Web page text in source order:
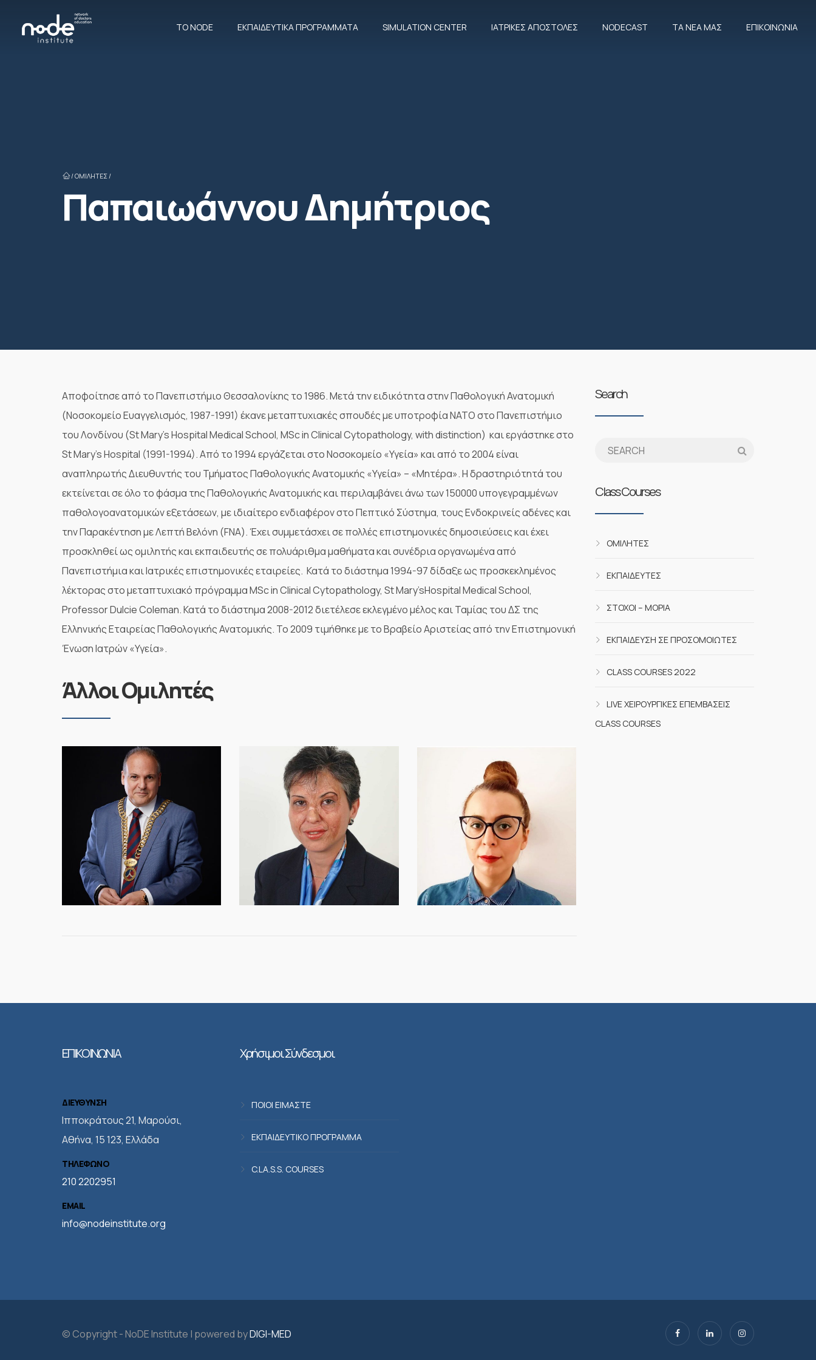
ΤΟ NODE ΕΚΠΑΙΔΕΥΤΙΚΆ ΠΡΟΓΡΆΜΜΑΤΑ SIMULATION CENTER ΙΑΤΡΙΚΈΣ ΑΠΟΣΤΟΛΈΣ NODECAST ΤΑ ΝΈΑ ΜΑΣ ΕΠΙΚΟΙΝΩΝΊΑ
/ΟΜΙΛΗΤΈΣ /
Παπαιωάννου Δημήτριος
Αποφοίτησε από το Πανεπιστήμιο Θεσσαλονίκης το 1986. Μετά την ειδικότητα στην Παθολογική Ανατομική
(Νοσοκομείο Ευαγγελισμός, 1987-1991) έκανε μεταπτυχιακές σπουδές με υποτροφία ΝΑΤΟ στο Πανεπιστήμιο
του Λονδίνου (St Mary’s Hospital Medical School, MSc in Clinical Cytopathology, with distinction) και εργάστηκε στο
St Mary’s Hospital (1991-1994). Από το 1994 εργάζεται στο Νοσοκομείο «Υγεία» και από το 2004 είναι
αναπληρωτής Διευθυντής του Τμήματος Παθολογικής Ανατομικής «Υγεία» – «Μητέρα». Η δραστηριότητά του
εκτείνεται σε όλο το φάσμα της Παθολογικής Ανατομικής και περιλαμβάνει άνω των 150000 υπογεγραμμένων
παθολογοανατομικών εξετάσεων, με ιδιαίτερο ενδιαφέρον στο Πεπτικό Σύστημα, τους Ενδοκρινείς αδένες και
την Παρακέντηση με Λεπτή Βελόνη (FNA). Έχει συμμετάσχει σε πολλές επιστημονικές δημοσιεύσεις και έχει
προσκληθεί ως ομιλητής και εκπαιδευτής σε πολυάριθμα μαθήματα και συνέδρια οργανωμένα από
Πανεπιστήμια και Ιατρικές επιστημονικές εταιρείες. Κατά το διάστημα 1994-97 δίδαξε ως προσκεκλημένος
λέκτορας στο μεταπτυχιακό πρόγραμμα MSc in Clinical Cytopathology, St Mary’sHospital Medical School,
Professor Dulcie Coleman. Κατά το διάστημα 2008-2012 διετέλεσε εκλεγμένο μέλος και Ταμίας του ΔΣ της
Ελληνικής Εταιρείας Παθολογικής Ανατομικής. Το 2009 τιμήθηκε με το Βραβείο Αριστείας από την Επιστημονική
Ένωση Ιατρών «Υγεία».
Άλλοι Ομιλητές
Search
Class Courses
ΟΜΙΛΗΤΈΣ
ΕΚΠΑΙΔΕΥΤΈΣ
ΣΤΌΧΟΙ – ΜΌΡΙΑ
ΕΚΠΑΊΔΕΥΣΗ ΣΕ ΠΡΟΣΟΜΟΙΩΤΈΣ
CLASS COURSES 2022
LIVE ΧΕΙΡΟΥΡΓΙΚΈΣ ΕΠΕΜΒΆΣΕΙΣ
CLASS COURSES
ΕΠΙΚΟΙΝΩΝΙΑ
ΔΙΕΥΘΥΝΣΗ
Iπποκράτους 21, Μαρούσι,
Αθήνα, 15 123, Ελλάδα
ΤΗΛΕΦΩΝΟ
210 2202951
EMAIL
info@nodeinstitute.org
Χρήσιμοι Σύνδεσμοι
ΠΟΙΟΙ ΕΙΜΑΣΤΕ
ΕΚΠΑΙΔΕΥΤΙΚΟ ΠΡΟΓΡΑΜΜΑ
C.LA.S.S. COURSES
© Copyright - NoDE Institute | powered byDIGI-MED